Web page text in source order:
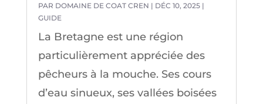
PAR DOMAINE DE COAT CREN | DÉC 10, 2025|
GUIDE
La Bretagne est une région
particulièrement appréciée des
pêcheurs à la mouche. Ses cours
d’eau sinueux, ses vallées boisées